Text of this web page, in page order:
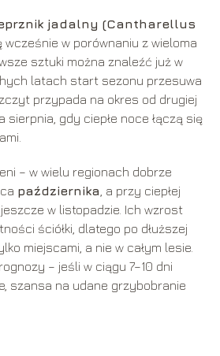
jadalny (Cantharellus
wcześnie w porównaniu z wieloma
sztuki można znaleźć już w
latach start sezonu przesuwa
przypada na okres od drugiej
sierpnia, gdy ciepłe noce łączą się
– w wielu regionach dobrze
października , a przy ciepłej
w listopadzie. Ich wzrost
ściółki, dlatego po dłuższej
miejscami, a nie w całym lesie.
– jeśli w ciągu 7–10 dni
szansa na udane grzybobranie